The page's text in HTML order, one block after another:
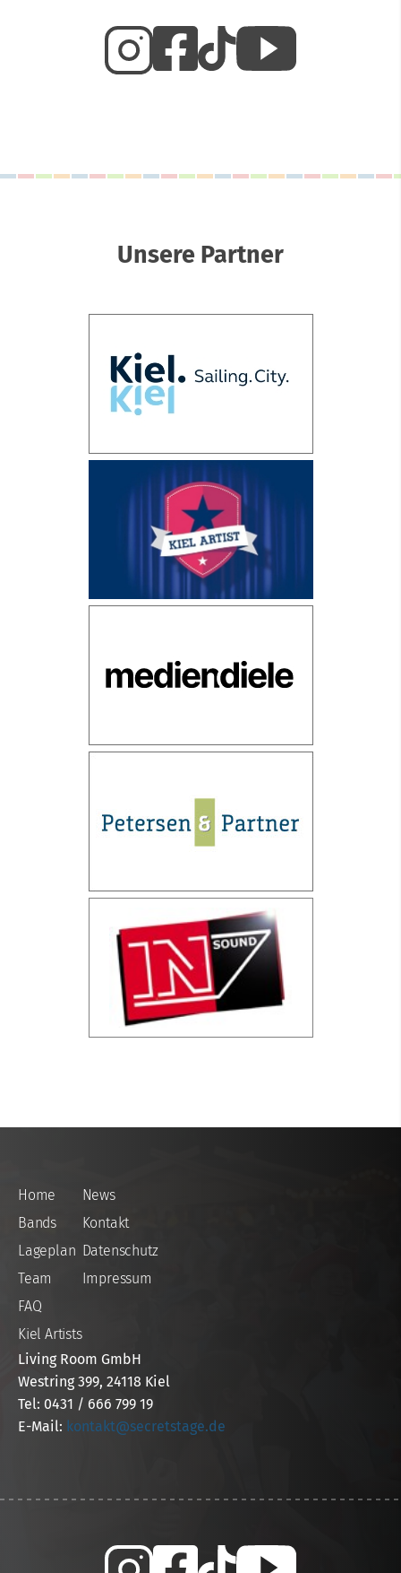
Unsere Partner
Home
Bands
Lageplan
Team
FAQ
Kiel Artists
News
Kontakt
Datenschutz
Impressum
Living Room GmbH
Westring 399, 24118 Kiel
Tel: 0431 / 666 799 19
E-Mail: kontakt@secretstage.de